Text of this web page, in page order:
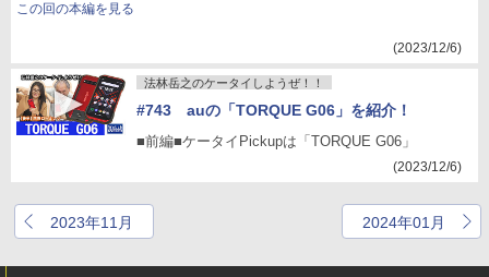
この回の本編を見る
(2023/12/6)
法林岳之のケータイしようぜ！！
#743 auの「TORQUE G06」を紹介！
■前編■ケータイPickupは「TORQUE G06」
(2023/12/6)
2023年11月 2024年01月